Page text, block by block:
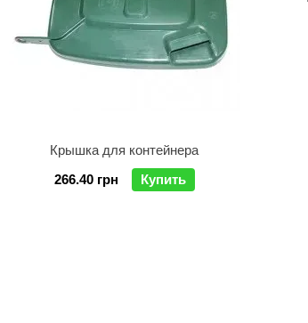
Крышка для контейнера
266.40 грн
Купить